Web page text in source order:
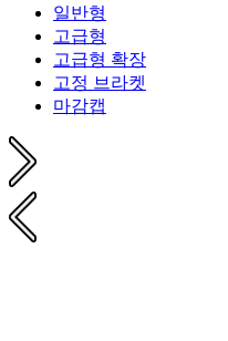
일반형
고급형
고급형 확장
고정 브라켓
마감캡